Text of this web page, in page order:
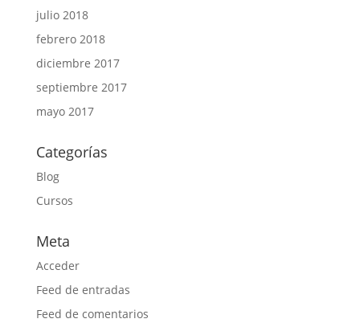
julio 2018
febrero 2018
diciembre 2017
septiembre 2017
mayo 2017
Categorías
Blog
Cursos
Meta
Acceder
Feed de entradas
Feed de comentarios